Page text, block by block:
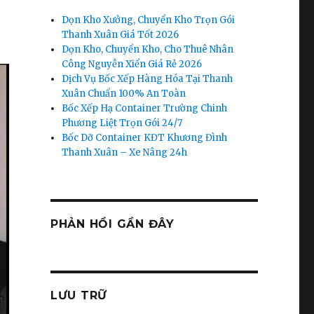
Dọn Kho Xưởng, Chuyển Kho Trọn Gói
Thanh Xuân Giá Tốt 2026
Dọn Kho, Chuyển Kho, Cho Thuê Nhân
Công Nguyễn Xiển Giá Rẻ 2026
Dịch Vụ Bốc Xếp Hàng Hóa Tại Thanh
Xuân Chuẩn 100% An Toàn
Bốc Xếp Hạ Container Trường Chinh
Phương Liệt Trọn Gói 24/7
Bốc Dỡ Container KĐT Khương Đình
Thanh Xuân – Xe Nâng 24h
PHẢN HỒI GẦN ĐÂY
LƯU TRỮ